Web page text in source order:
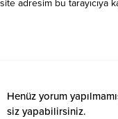
site adresim bu tarayıcıya
Henüz yorum
siz yapabilirsiniz.